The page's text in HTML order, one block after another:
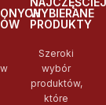
WYBIERANE
PRODUKTY
Szeroki
wybór
produktów,
które